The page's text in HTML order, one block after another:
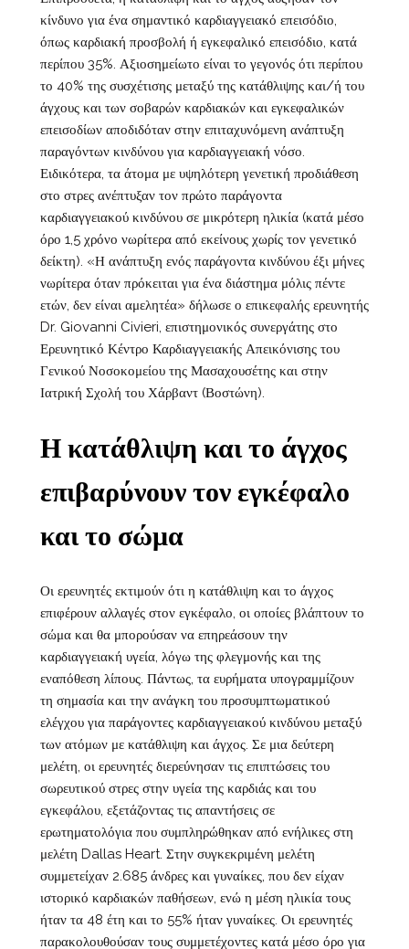
κίνδυνο για ένα σημαντικό καρδιαγγειακό επεισόδιο,
όπως καρδιακή προσβολή ή εγκεφαλικό επεισόδιο, κατά
περίπου 35%. Αξιοσημείωτο είναι το γεγονός ότι περίπου
το 40% της συσχέτισης μεταξύ της κατάθλιψης και/ή του
άγχους και των σοβαρών καρδιακών και εγκεφαλικών
επεισοδίων αποδιδόταν στην επιταχυνόμενη ανάπτυξη
παραγόντων κινδύνου για καρδιαγγειακή νόσο.
Ειδικότερα, τα άτομα με υψηλότερη γενετική προδιάθεση
στο στρες ανέπτυξαν τον πρώτο παράγοντα
καρδιαγγειακού κινδύνου σε μικρότερη ηλικία (κατά μέσο
όρο 1,5 χρόνο νωρίτερα από εκείνους χωρίς τον γενετικό
δείκτη). «Η ανάπτυξη ενός παράγοντα κινδύνου έξι μήνες
νωρίτερα όταν πρόκειται για ένα διάστημα μόλις πέντε
ετών, δεν είναι αμελητέα» δήλωσε ο επικεφαλής ερευνητής
Dr. Giovanni Civieri, επιστημονικός συνεργάτης στο
Ερευνητικό Κέντρο Καρδιαγγειακής Απεικόνισης του
Γενικού Νοσοκομείου της Μασαχουσέτης και στην
Ιατρική Σχολή του Χάρβαντ (Βοστώνη).
Η κατάθλιψη και το άγχος
επιβαρύνουν τον εγκέφαλο
και το σώμα
Οι ερευνητές εκτιμούν ότι η κατάθλιψη και το άγχος
επιφέρουν αλλαγές στον εγκέφαλο, οι οποίες βλάπτουν το
σώμα και θα μπορούσαν να επηρεάσουν την
καρδιαγγειακή υγεία, λόγω της φλεγμονής και της
εναπόθεση λίπους. Πάντως, τα ευρήματα υπογραμμίζουν
τη σημασία και την ανάγκη του προσυμπτωματικού
ελέγχου για παράγοντες καρδιαγγειακού κινδύνου μεταξύ
των ατόμων με κατάθλιψη και άγχος. Σε μια δεύτερη
μελέτη, οι ερευνητές διερεύνησαν τις επιπτώσεις του
σωρευτικού στρες στην υγεία της καρδιάς και του
εγκεφάλου, εξετάζοντας τις απαντήσεις σε
ερωτηματολόγια που συμπληρώθηκαν από ενήλικες στη
μελέτη Dallas Heart. Στην συγκεκριμένη μελέτη
συμμετείχαν 2.685 άνδρες και γυναίκες, που δεν είχαν
ιστορικό καρδιακών παθήσεων, ενώ η μέση ηλικία τους
ήταν τα 48 έτη και το 55% ήταν γυναίκες. Οι ερευνητές
παρακολουθούσαν τους συμμετέχοντες κατά μέσο όρο για